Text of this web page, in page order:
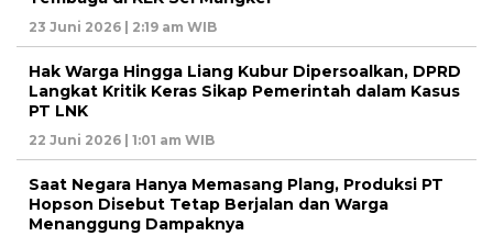
23 Juni 2026 | 2:19 am WIB
Hak Warga Hingga Liang Kubur Dipersoalkan, DPRD
Langkat Kritik Keras Sikap Pemerintah dalam Kasus
PT LNK
22 Juni 2026 | 1:01 am WIB
Saat Negara Hanya Memasang Plang, Produksi PT
Hopson Disebut Tetap Berjalan dan Warga
Menanggung Dampaknya